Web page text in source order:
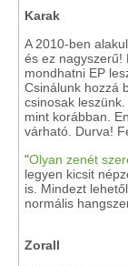
Karak
A 2010-ben
és ez nagyszerű!
mondhatni EP
Csinálunk hozzá
csinosak
mint korábban.
várható. Durva!
"Olyan zenét
legyen kicsit
is. Mindezt
normális
Zorall